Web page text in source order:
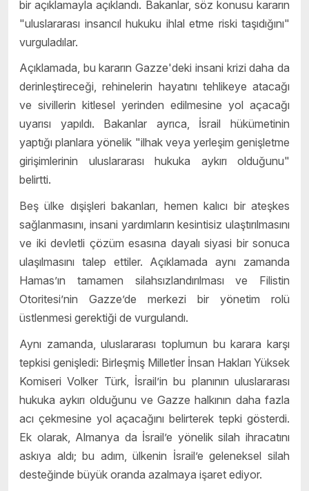
bir açıklamayla açıklandı. Bakanlar, söz konusu kararın
"uluslararası insancıl hukuku ihlal etme riski taşıdığını"
vurguladılar.
Açıklamada, bu kararın Gazze'deki insani krizi daha da
derinleştireceği, rehinelerin hayatını tehlikeye atacağı
ve sivillerin kitlesel yerinden edilmesine yol açacağı
uyarısı yapıldı. Bakanlar ayrıca, İsrail hükümetinin
yaptığı planlara yönelik "ilhak veya yerleşim genişletme
girişimlerinin uluslararası hukuka aykırı olduğunu"
belirtti.
Beş ülke dışişleri bakanları, hemen kalıcı bir ateşkes
sağlanmasını, insani yardımların kesintisiz ulaştırılmasını
ve iki devletli çözüm esasına dayalı siyasi bir sonuca
ulaşılmasını talep ettiler. Açıklamada aynı zamanda
Hamas’ın tamamen silahsızlandırılması ve Filistin
Otoritesi’nin Gazze’de merkezi bir yönetim rolü
üstlenmesi gerektiği de vurgulandı.
Aynı zamanda, uluslararası toplumun bu karara karşı
tepkisi genişledi: Birleşmiş Milletler İnsan Hakları Yüksek
Komiseri Volker Türk, İsrail’in bu planının uluslararası
hukuka aykırı olduğunu ve Gazze halkının daha fazla
acı çekmesine yol açacağını belirterek tepki gösterdi.
Ek olarak, Almanya da İsrail’e yönelik silah ihracatını
askıya aldı; bu adım, ülkenin İsrail’e geleneksel silah
desteğinde büyük oranda azalmaya işaret ediyor.